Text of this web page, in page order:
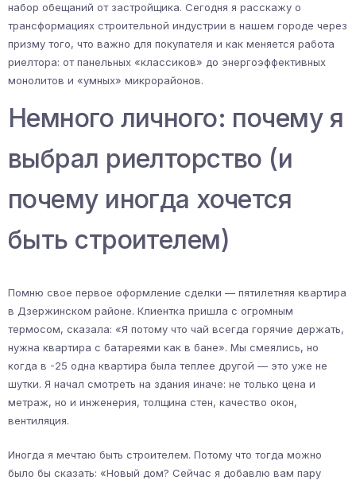
набор обещаний от застройщика. Сегодня я расскажу о
трансформациях строительной индустрии в нашем городе через
призму того, что важно для покупателя и как меняется работа
риелтора: от панельных «классиков» до энергоэффективных
монолитов и «умных» микрорайонов.
Немного личного: почему я
выбрал риелторство (и
почему иногда хочется
быть строителем)
Помню свое первое оформление сделки — пятилетняя квартира
в Дзержинском районе. Клиентка пришла с огромным
термосом, сказала: «Я потому что чай всегда горячие держать,
нужна квартира с батареями как в бане». Мы смеялись, но
когда в -25 одна квартира была теплее другой — это уже не
шутки. Я начал смотреть на здания иначе: не только цена и
метраж, но и инженерия, толщина стен, качество окон,
вентиляция.
Иногда я мечтаю быть строителем. Потому что тогда можно
было бы сказать: «Новый дом? Сейчас я добавлю вам пару